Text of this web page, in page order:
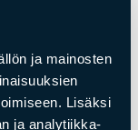
ja mainosten
Lisäksi
ja analytiikka-